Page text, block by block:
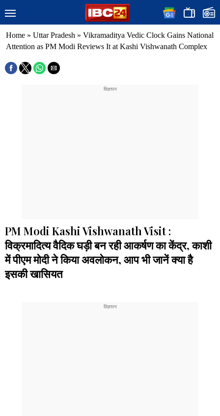
Home » Uttar Pradesh » Vikramaditya Vedic Clock Gains National
Attention as PM Modi Reviews It at Kashi Vishwanath Complex
PM Modi Kashi Vishwanath Visit :
विक्रमादित्य वैदिक घड़ी बन रही आकर्षण का केंद्र, काशी
में पीएम मोदी ने किया अवलोकन, आप भी जानें क्या है
इसकी खासियत